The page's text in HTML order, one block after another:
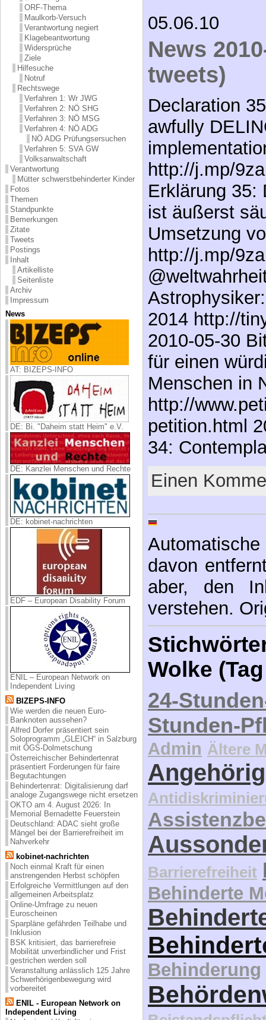
ORF-Thema
Maulkorb-Versuch
Verantwortung negiert
Klagebeantwortung
Widersprüche
Ziele
Hilfesuche
Notruf
Rechtswege
Verfahren 1: Wr JWG
Verfahren 2: NÖ SHG
Verfahren 3: NÖ MSG
Verfahren 4: NÖ ADG
NÖ ADG Prüfungsersuchen
Verfahren 5: SVA GW
Volksanwaltschaft
Verantwortung
Mütter schwerstbehinderter Kinder
Fotos
Themen
Standpunkte
Bemerkungen
Zitate
Tweets
Postings
Inhalt
Artikelliste
Seitenliste
Archiv
Impressum
News
AT: BIZEPS-INFO
DE: Bi. "Daheim statt Heim" e.V.
DE: Kanzlei Menschen und Rechte
DE: kobinet-nachrichten
EDF – European Disability Forum
ENIL – European Network on
Independent Living
BIZEPS-INFO
Wie werden die neuen Euro-
Banknoten aussehen?
Alfred Dorfer präsentiert sein
Soloprogramm „GLEICH“ in Salzburg
mit ÖGS-Dolmetschung
Österreichischer Behindertenrat
präsentiert Forderungen für faire
Begutachtungen
Behindertenrat: Digitalisierung darf
analoge Zugangswege nicht ersetzen
OKTO am 4. August 2026: In
Memorial Bernadette Feuerstein
Deutschland: ADAC sieht große
Mängel bei der Barrierefreiheit im
Nahverkehr
kobinet-nachrichten
Noch einmal Kraft für einen
anstrengenden Herbst schöpfen
Erfolgreiche Vermittlungen auf den
allgemeinen Arbeitsplatz
Online-Umfrage zu neuen
Euroscheinen
Sparpläne gefährden Teilhabe und
Inklusion
BSK kritisiert, das barrierefreie
Mobilität unverbindlicher und Frist
gestrichen werden soll
Veranstaltung anlässlich 125 Jahre
Schwerhörigenbewegung wird
vorbereitet
ENIL - European Network on
Independent Living
05.06.10
News
tweets)
Declaration
awfully
http://j.mp/
Erklärung 35:
ist äußerst
Umsetzung
http://j.mp/
2014 http://
2010-05-30
für einen
Menschen in
http://
petition.html
34:
Einen
davon
aber, den
verstehen.
Wolke
24-
Stunden-
Admin Ältere
Barrierefreiheit
Behinderte
Behinderung